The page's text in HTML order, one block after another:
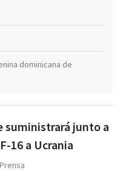
dominicana de
suministrará junto a
16 a Ucrania